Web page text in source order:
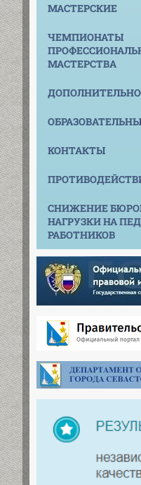
МАСТЕРСКИЕ
ЧЕМПИОНАТЫ
МАСТЕРСТВА
КОНТАКТЫ
СНИЖЕНИЕ
НАГРУЗКИ НА
РАБОТНИКОВ